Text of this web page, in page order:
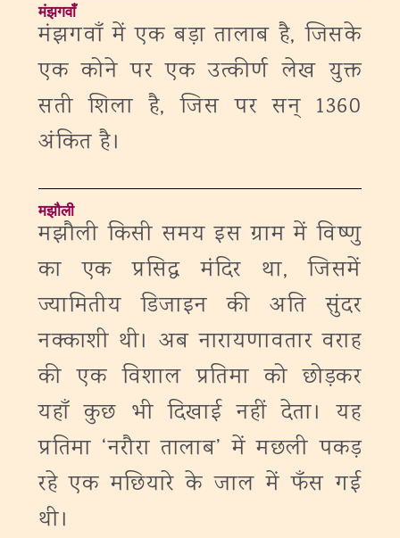
मंझगवाँ
मंझगवाँ में एक बड़ा तालाब है, जिसके
एक कोने पर एक उत्कीर्ण लेख युक्त
सती शिला है, जिस पर सन् 1360
अंकित है।
मझौली
मझौली किसी समय इस ग्राम में विष्णु
का एक प्रसिद्ध मंदिर था, जिसमें
ज्यामितीय डिजाइन की अति सुंदर
नक्काशी थी। अब नारायणावतार वराह
की एक विशाल प्रतिमा को छोड़कर
यहाँ कुछ भी दिखाई नहीं देता। यह
प्रतिमा ‘नरौरा तालाब’ में मछली पकड़
रहे एक मछियारे के जाल में फँस गई
थी।